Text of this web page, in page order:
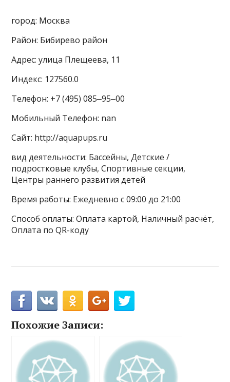
город: Москва
Район: Бибирево район
Адрес: улица Плещеева, 11
Индекс: 127560.0
Телефон: +7 (495) 085‒95‒00
Мобильный Телефон: nan
Сайт: http://aquapups.ru
вид деятельности: Бассейны, Детские /
подростковые клубы, Спортивные секции,
Центры раннего развития детей
Время работы: Ежедневно с 09:00 до 21:00
Способ оплаты: Оплата картой, Наличный расчёт,
Оплата по QR-коду
Похожие Записи: